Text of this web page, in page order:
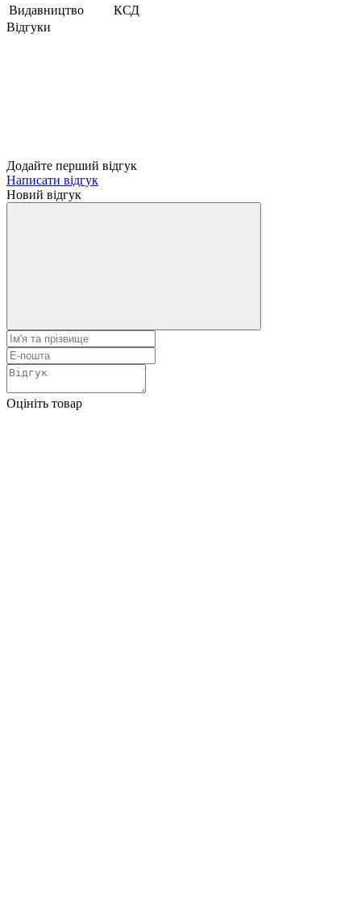
Видавництво
КСД
Відгуки
Додайте перший відгук
Написати відгук
Новий відгук
Оцініть товар